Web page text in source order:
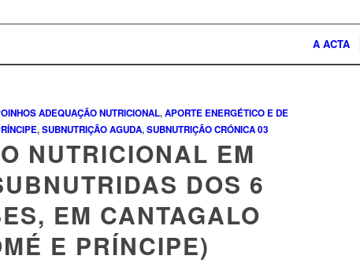
A ACTA
ADEQUAÇÃO NUTRICIONAL,APORTE ENERGÉTICO E DE
,SUBNUTRIÇÃO AGUDA,SUBNUTRIÇÃO CRÓNICA03
NUTRICIONAL EM
DOS 6
EM CANTAGALO
E PRÍNCIPE)